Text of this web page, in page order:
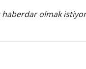
olmak